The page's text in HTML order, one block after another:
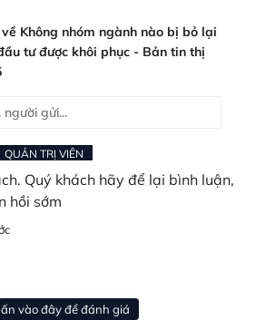
về Không nhóm ngành nào bị bỏ lại
tư được khôi phục - Bản tin thị
QUẢN TRỊ VIÊN
Quý khách hãy để lại bình luận,
hồi sớm
vào đây để đánh giá